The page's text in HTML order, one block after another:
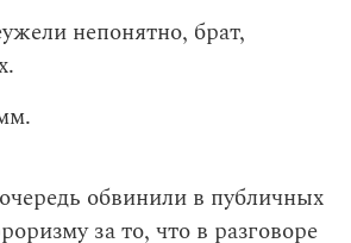
непонятно, брат,
обвинили в публичных
за то, что в разговоре